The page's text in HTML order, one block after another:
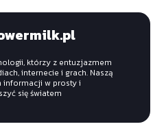
którzy z entuzjazmem
internecie i grach. Naszą
informacji w prosty i
się światem